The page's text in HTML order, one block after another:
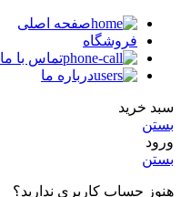
صفحه اصلی
فروشگاه
تماس با ما
درباره ما
سبد خرید
بستن
ورود
بستن
هنوز حساب کاربری ندارید؟